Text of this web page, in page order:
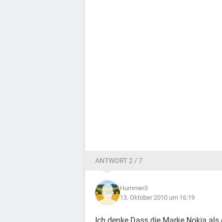
ANTWORT 2 / 7
Hummer3
13. Oktober 2010 um 16:19